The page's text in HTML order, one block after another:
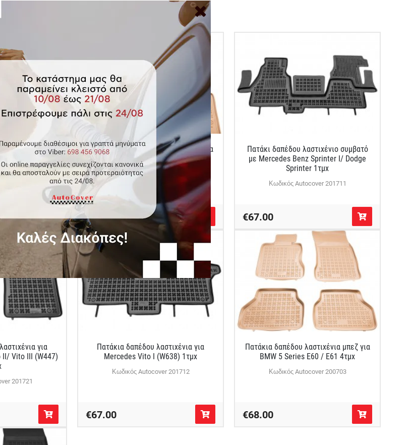
μπεζ για
4τμχ
201709/Β
Πατάκια δαπέδου λαστιχένια μπεζ για
Porsche Cayenne II / VW Touareg II
4τμχ
Κωδικός Autocover 200111B
€66.00
Πατάκι δαπέδου λαστιχένιο συμβατό
με Mercedes Benz Sprinter I/ Dodge
Sprinter 1τμχ
Κωδικός Autocover 201711
€67.00
για
II/ Vito III (W447)
201721
Πατάκια δαπέδου λαστιχένια για
Mercedes Vito I (W638) 1τμχ
Κωδικός Autocover 201712
€67.00
Πατάκια δαπέδου λαστιχένια μπεζ για
BMW 5 Series E60 / E61 4τμχ
Κωδικός Autocover 200703
€68.00